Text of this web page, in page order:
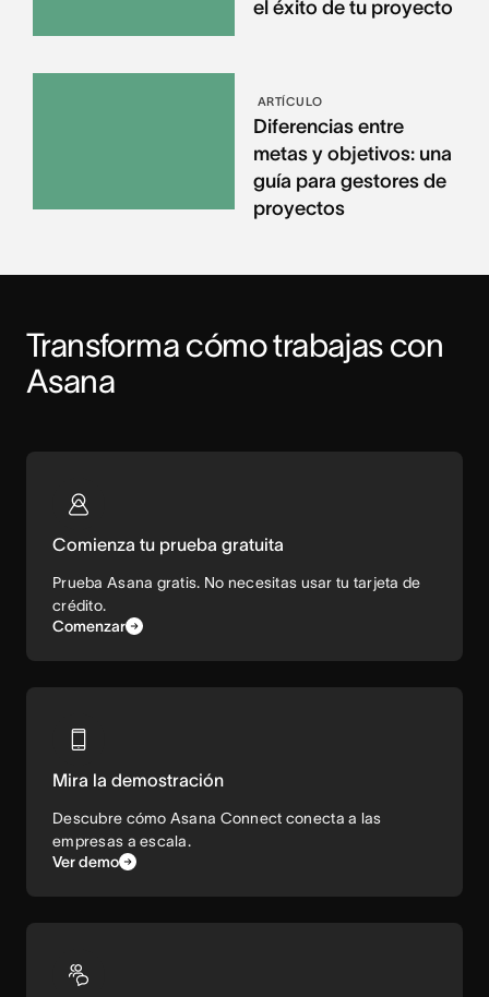
el éxito de tu proyecto
ARTÍCULO
Diferencias entre
metas y objetivos: una
guía para gestores de
proyectos
Transforma cómo trabajas con
Asana
Comienza tu prueba gratuita
Prueba Asana gratis. No necesitas usar tu tarjeta de
crédito.
Comenzar
Mira la demostración
Descubre cómo Asana Connect conecta a las
empresas a escala.
Ver demo